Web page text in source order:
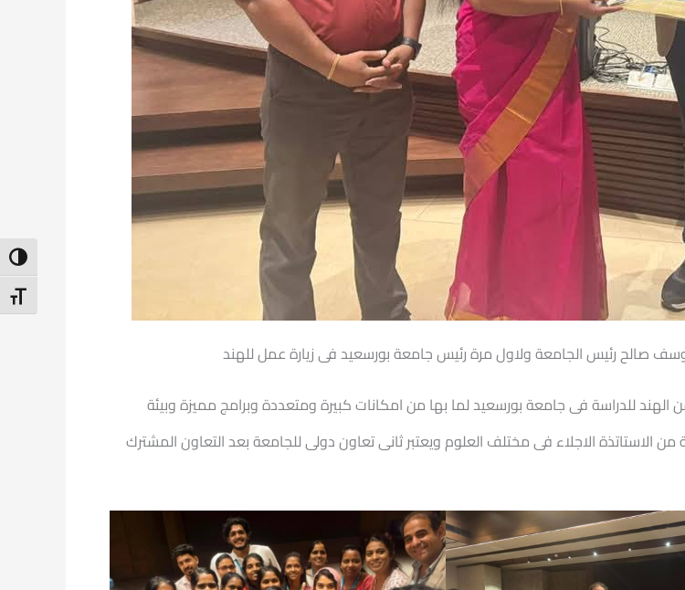
صالح رئيس الجامعة ولاول مرة رئيس جامعة بورسعيد فى زيارة عمل للهند
الهند للدراسة فى جامعة بورسعيد لما بها من امكانات كبيرة ومتعددة وبرامج مميزة وبيئة
الاستاتذة الاجلاء فى مختلف العلوم ويعتبر ثانى تعاون دولى للجامعة بعد التعاون المشترك